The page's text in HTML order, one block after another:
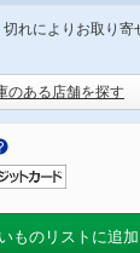
れによりお取り寄
のある店舗を探す
ものリストに追加